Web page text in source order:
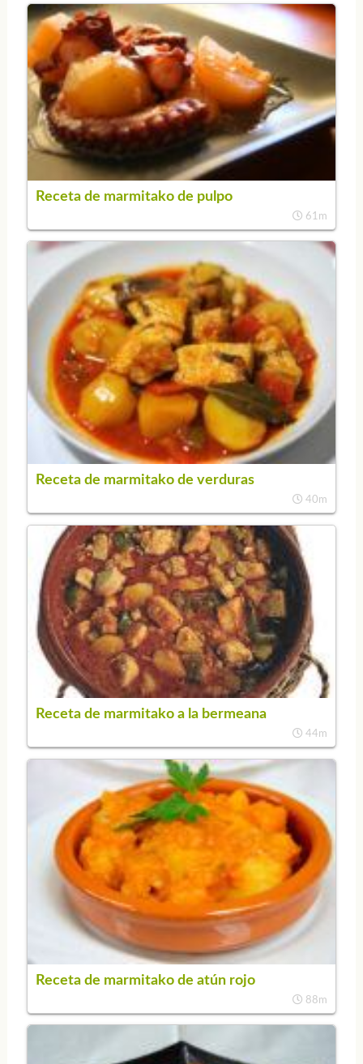
Receta de marmitako de pulpo
61m
Receta de marmitako de verduras
40m
Receta de marmitako a la bermeana
44m
Receta de marmitako de atún rojo
88m